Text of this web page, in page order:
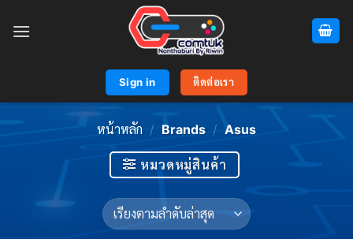
Sign in ติดต่อเรา
หน้าหลัก / Brands / Asus
หมวดหมู่สินค้า